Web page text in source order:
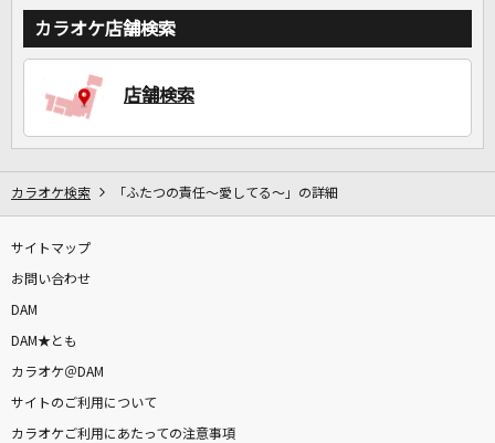
カラオケ店舗検索
店舗検索
カラオケ検索 「ふたつの責任～愛してる～」の詳細
サイトマップ
お問い合わせ
DAM
DAM★とも
カラオケ＠DAM
サイトのご利用について
カラオケご利用にあたっての注意事項